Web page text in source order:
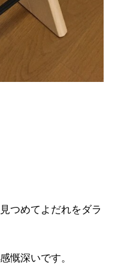
つめてよだれをダラ
慨深いです。